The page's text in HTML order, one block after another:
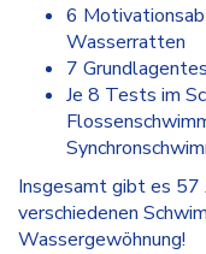
6
Wasserratten
7
Je 8 Tests im
Insgesamt gibt es 57
verschiedenen
Wassergewöhnung!